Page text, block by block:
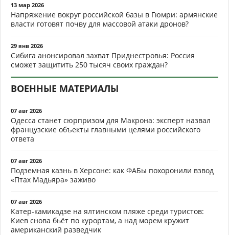
13 мар 2026
Напряжение вокруг российской базы в Гюмри: армянские
власти готовят почву для массовой атаки дронов?
29 янв 2026
Сибига анонсировал захват Приднестровья: Россия
сможет защитить 250 тысяч своих граждан?
ВОЕННЫЕ МАТЕРИАЛЫ
07 авг 2026
Одесса станет сюрпризом для Макрона: эксперт назвал
французские объекты главными целями российского
ответа
07 авг 2026
Подземная казнь в Херсоне: как ФАБы похоронили взвод
«Птах Мадьяра» заживо
07 авг 2026
Катер-камикадзе на ялтинском пляже среди туристов:
Киев снова бьёт по курортам, а над морем кружит
американский разведчик